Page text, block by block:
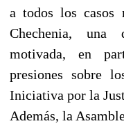
a todos los casos
Chechenia, una
motivada, en
presiones sobre
Iniciativa por la
Además, la